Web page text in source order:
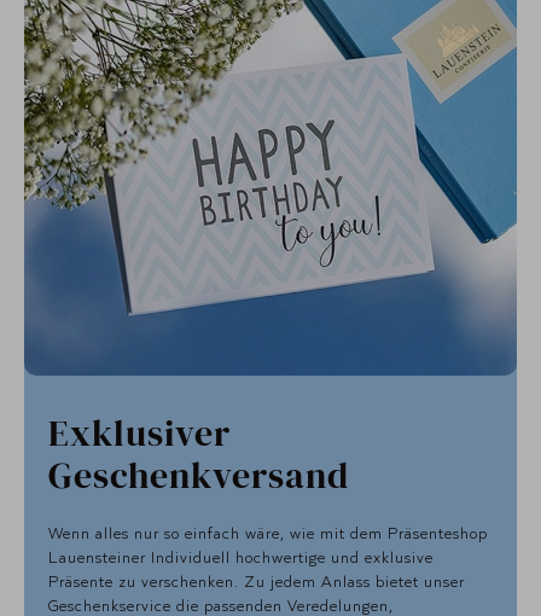
Exklusiver
Geschenkversand
Wenn alles nur so einfach wäre, wie mit dem Präsenteshop
Lauensteiner Individuell hochwertige und exklusive
Präsente zu verschenken. Zu jedem Anlass bietet unser
Geschenkservice die passenden Veredelungen,